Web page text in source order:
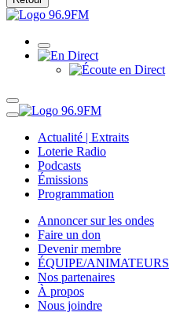
Actualité | Extraits
Loterie Radio
Podcasts
Émissions
Programmation
Annoncer sur les ondes
Faire un don
Devenir membre
ÉQUIPE/ANIMATEURS
Nos partenaires
À propos
Nous joindre